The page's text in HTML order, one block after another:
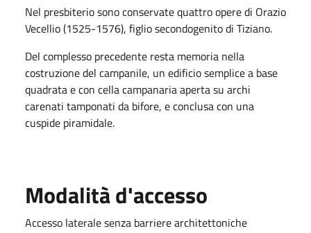
Nel presbiterio sono conservate quattro opere di Orazio
Vecellio (1525-1576), figlio secondogenito di Tiziano.
Del complesso precedente resta memoria nella
costruzione del campanile, un edificio semplice a base
quadrata e con cella campanaria aperta su archi
carenati tamponati da bifore, e conclusa con una
cuspide piramidale.
Modalità d'accesso
Accesso laterale senza barriere architettoniche